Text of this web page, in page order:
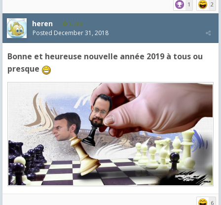
1 2
heren 1,724
Posted December 31, 2018
Bonne et heureuse nouvelle année 2019 à tous ou
presque
6